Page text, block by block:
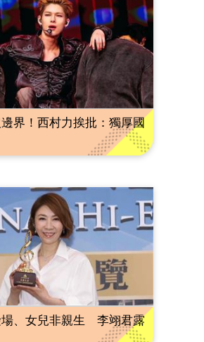
界！西村力挨批：獨厚國
場、女兒非親生 李翊君露